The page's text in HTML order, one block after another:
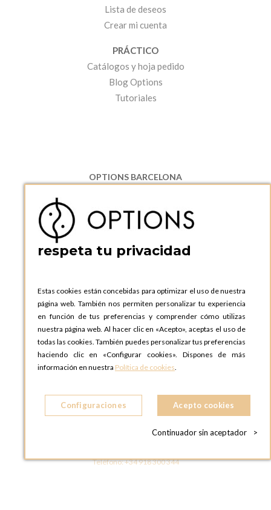
Lista de deseos
Crear mi cuenta
PRÁCTICO
Catálogos y hoja pedido
Blog Options
Tutoriales
OPTIONS BARCELONA
08130 Santa Perpetua de Moguda, Barcelona
ESPAñA
Teléfono:
+34 935 724 041
OPTIONS BARCELONA SHOWROOM
ESPAñA
Teléfono:+34 935 724 041
OPTIONS MADRID
C. Lucio Emilio Cándido, 6,
28803 Alcalá de Henares, Madrid
ESPAñA
OPTIONS MADRID SHOWROOM
28004 MADRID
Teléfono:+34 918 300 344
respeta tu privacidad
Estas cookies están concebidas para optimizar el uso de nuestra
página web. También nos permiten personalizar tu experiencia
en función de tus preferencias y comprender cómo utilizas
nuestra página web. Al hacer clic en «Acepto», aceptas el uso de
todas las cookies. También puedes personalizar tus preferencias
haciendo clic en «Configurar cookies». Dispones de más
información en nuestra Política de cookies.
Configuraciones Acepto cookies
Continuador sin aceptador >